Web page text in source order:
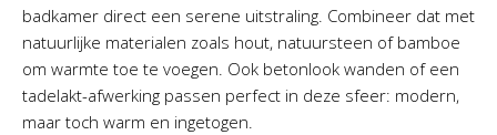
badkamer direct een serene uitstraling. Combineer dat met
natuurlijke materialen zoals hout, natuursteen of bamboe
om warmte toe te voegen. Ook betonlook wanden of een
tadelakt-afwerking passen perfect in deze sfeer: modern,
maar toch warm en ingetogen.